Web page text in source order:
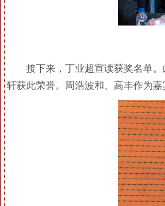
接下来，丁业超宣读获奖名单
轩获此荣誉。周浩波和、高丰作为